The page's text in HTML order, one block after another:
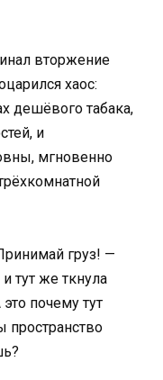
вторжение
хаос:
дешёвого табака,
и
мгновенно
груз! —
тут же ткнула
почему тут
пространство